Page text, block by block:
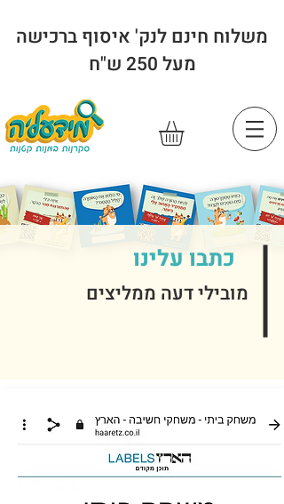
משלוח חינם לנק' איסוף ברכישה
מעל 250 ש"ח
כתבו עלינו
מובילי דעה ממליצים